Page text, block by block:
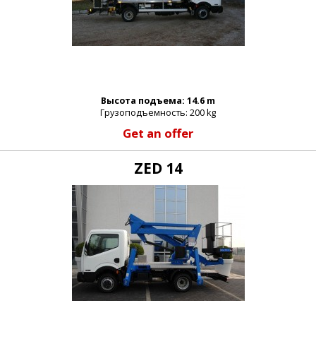
Высота подъема: 14.6 m
Грузоподъемность: 200 kg
Get an offer
ZED 14